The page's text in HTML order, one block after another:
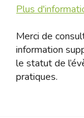
Plus
Merci de
information
le statut de
pratiques.